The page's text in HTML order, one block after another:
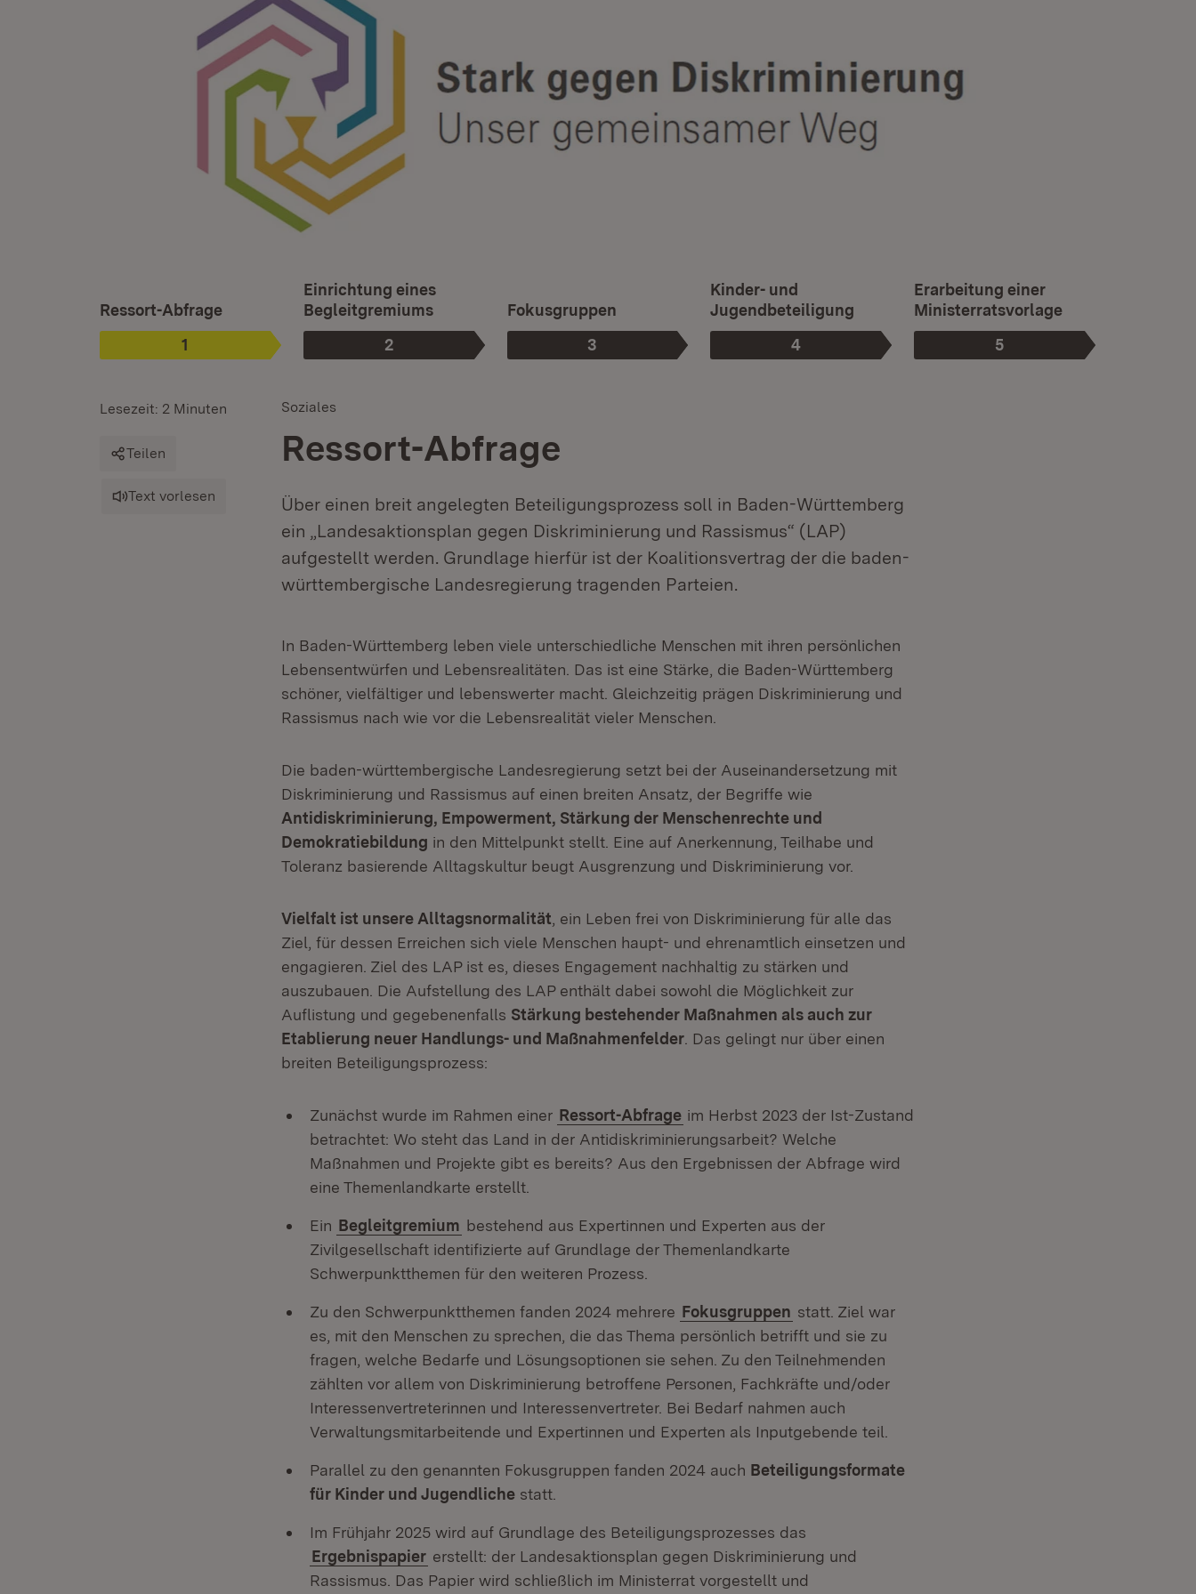
Phase
1
:
Ressort-Abfrage
Phase
2
:
Einrichtung eines
Begleitgremiums
Phase
3
:
Fokusgruppen
Phase
4
:
Kinder- und
Jugendbeteiligung
Phase
5
:
Ist die aktuelle Phase.
Erarbeitung einer
Ministerratsvorlage
Soziales
Ressort-Abfrage
Über einen breit angelegten Beteiligungsprozess soll in Baden-Württemberg
ein „Landesaktionsplan gegen Diskriminierung und Rassismus“ (LAP)
aufgestellt werden. Grundlage hierfür ist der Koalitionsvertrag der die baden-
württembergische Landesregierung tragenden Parteien.
Lesezeit: 2 Minuten
Teilen
Text vorlesen
In Baden-Württemberg leben viele unterschiedliche Menschen mit ihren persönlichen
Lebensentwürfen und Lebensrealitäten. Das ist eine Stärke, die Baden-Württemberg
schöner, vielfältiger und lebenswerter macht. Gleichzeitig prägen Diskriminierung und
Rassismus nach wie vor die Lebensrealität vieler Menschen.
Die baden-württembergische Landesregierung setzt bei der Auseinandersetzung mit
Diskriminierung und Rassismus auf einen breiten Ansatz, der Begriffe wie
Antidiskriminierung, Empowerment, Stärkung der Menschenrechte und
Demokratiebildung in den Mittelpunkt stellt. Eine auf Anerkennung, Teilhabe und
Toleranz basierende Alltagskultur beugt Ausgrenzung und Diskriminierung vor.
Vielfalt ist unsere Alltagsnormalität , ein Leben frei von Diskriminierung für alle das
Ziel, für dessen Erreichen sich viele Menschen haupt- und ehrenamtlich einsetzen und
engagieren. Ziel des LAP ist es, dieses Engagement nachhaltig zu stärken und
auszubauen. Die Aufstellung des LAP enthält dabei sowohl die Möglichkeit zur
Auflistung und gegebenenfalls Stärkung bestehender Maßnahmen als auch zur
Etablierung neuer Handlungs- und Maßnahmenfelder . Das gelingt nur über einen
breiten Beteiligungsprozess:
Zunächst wurde im Rahmen einer Ressort-Abfrage im Herbst 2023 der Ist-Zustand
betrachtet: Wo steht das Land in der Antidiskriminierungsarbeit? Welche
Maßnahmen und Projekte gibt es bereits? Aus den Ergebnissen der Abfrage wird
eine Themenlandkarte erstellt.
Ein Begleitgremium bestehend aus Expertinnen und Experten aus der
Zivilgesellschaft identifizierte auf Grundlage der Themenlandkarte
Schwerpunktthemen für den weiteren Prozess.
Zu den Schwerpunktthemen fanden 2024 mehrere Fokusgruppen statt. Ziel war
es, mit den Menschen zu sprechen, die das Thema persönlich betrifft und sie zu
fragen, welche Bedarfe und Lösungsoptionen sie sehen. Zu den Teilnehmenden
zählten vor allem von Diskriminierung betroffene Personen, Fachkräfte und/oder
Interessenvertreterinnen und Interessenvertreter. Bei Bedarf nahmen auch
Verwaltungsmitarbeitende und Expertinnen und Experten als Inputgebende teil.
Parallel zu den genannten Fokusgruppen fanden 2024 auch Beteiligungsformate
für Kinder und Jugendliche statt.
Im Frühjahr 2025 wird auf Grundlage des Beteiligungsprozesses das
Ergebnispapier erstellt: der Landesaktionsplan gegen Diskriminierung und
Rassismus. Das Papier wird schließlich im Ministerrat vorgestellt und